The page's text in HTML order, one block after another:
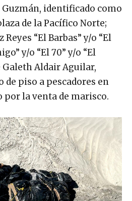
identificado como
de la Pacífico Norte;
Reyes “El Barbas” y/o “El
y/o “El 70” y/o “El
Galeth Aldair Aguilar,
de piso a pescadores en
por la venta de marisco.